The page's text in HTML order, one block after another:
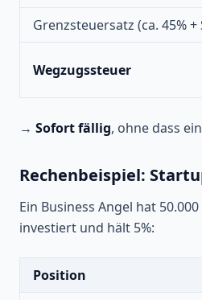
Grenzsteuersatz (ca. 45% +
Wegzugssteuer
→ Sofort fällig, ohne dass
Rechenbeispiel:
Ein Business Angel hat
investiert und hält 5%:
Position